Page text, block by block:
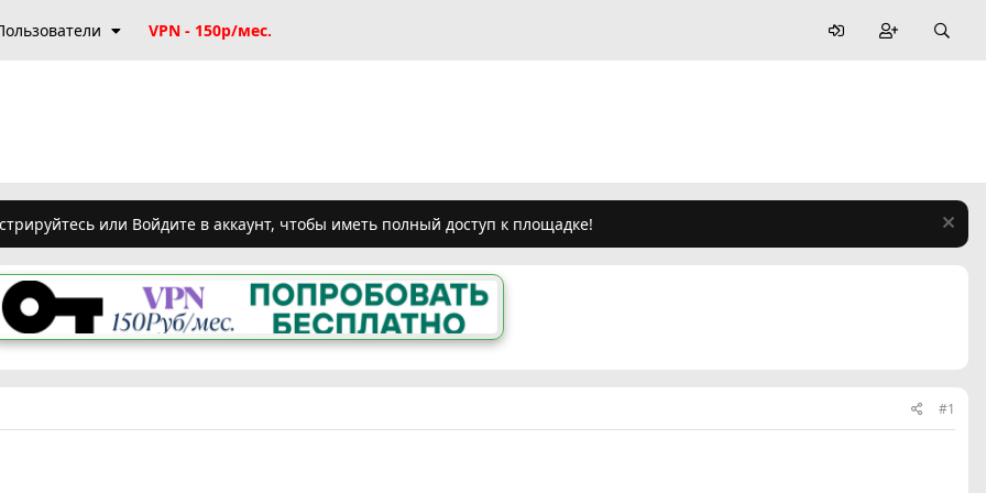
VPN - 150р/мес.
или Войдите в аккаунт, чтобы иметь полный доступ к площадке!
#1